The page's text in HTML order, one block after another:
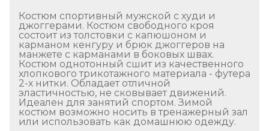
Костюм спортивный мужской с худи и
джоггерами. Костюм свободного кроя
состоит из толстовки с капюшоном и
карманом кенгуру и брюк джоггеров на
манжете с карманами в боковых швах.
Костюм однотонный сшит из качественного
хлопкового трикотажного материала - футера
2-х нитки. Обладает отличной
эластичностью, не сковывает движений.
Идеален для занятий спортом. Зимой
костюм возможно носить в тренажерный зал
или использовать как домашнюю одежду.